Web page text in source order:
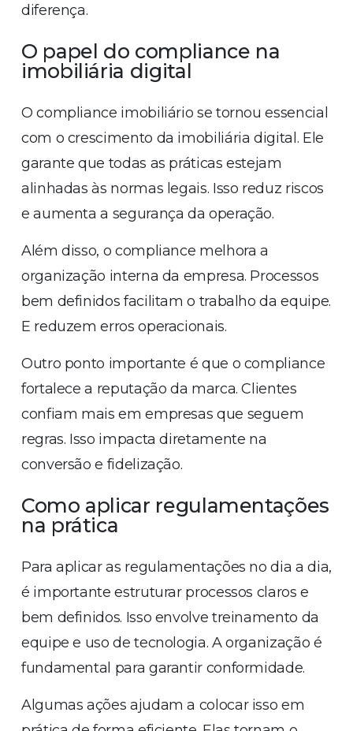
diferença.
O papel do compliance na
imobiliária digital
O compliance imobiliário se tornou essencial
com o crescimento da imobiliária digital. Ele
garante que todas as práticas estejam
alinhadas às normas legais. Isso reduz riscos
e aumenta a segurança da operação.
Além disso, o compliance melhora a
organização interna da empresa. Processos
bem definidos facilitam o trabalho da equipe.
E reduzem erros operacionais.
Outro ponto importante é que o compliance
fortalece a reputação da marca. Clientes
confiam mais em empresas que seguem
regras. Isso impacta diretamente na
conversão e fidelização.
Como aplicar regulamentações
na prática
Para aplicar as regulamentações no dia a dia,
é importante estruturar processos claros e
bem definidos. Isso envolve treinamento da
equipe e uso de tecnologia. A organização é
fundamental para garantir conformidade.
Algumas ações ajudam a colocar isso em